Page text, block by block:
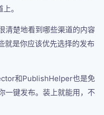
。
清楚地看到哪些渠道的内容
是你应该优先选择的发布
和PublishHelper也是免
一键发布。装上就能用，不